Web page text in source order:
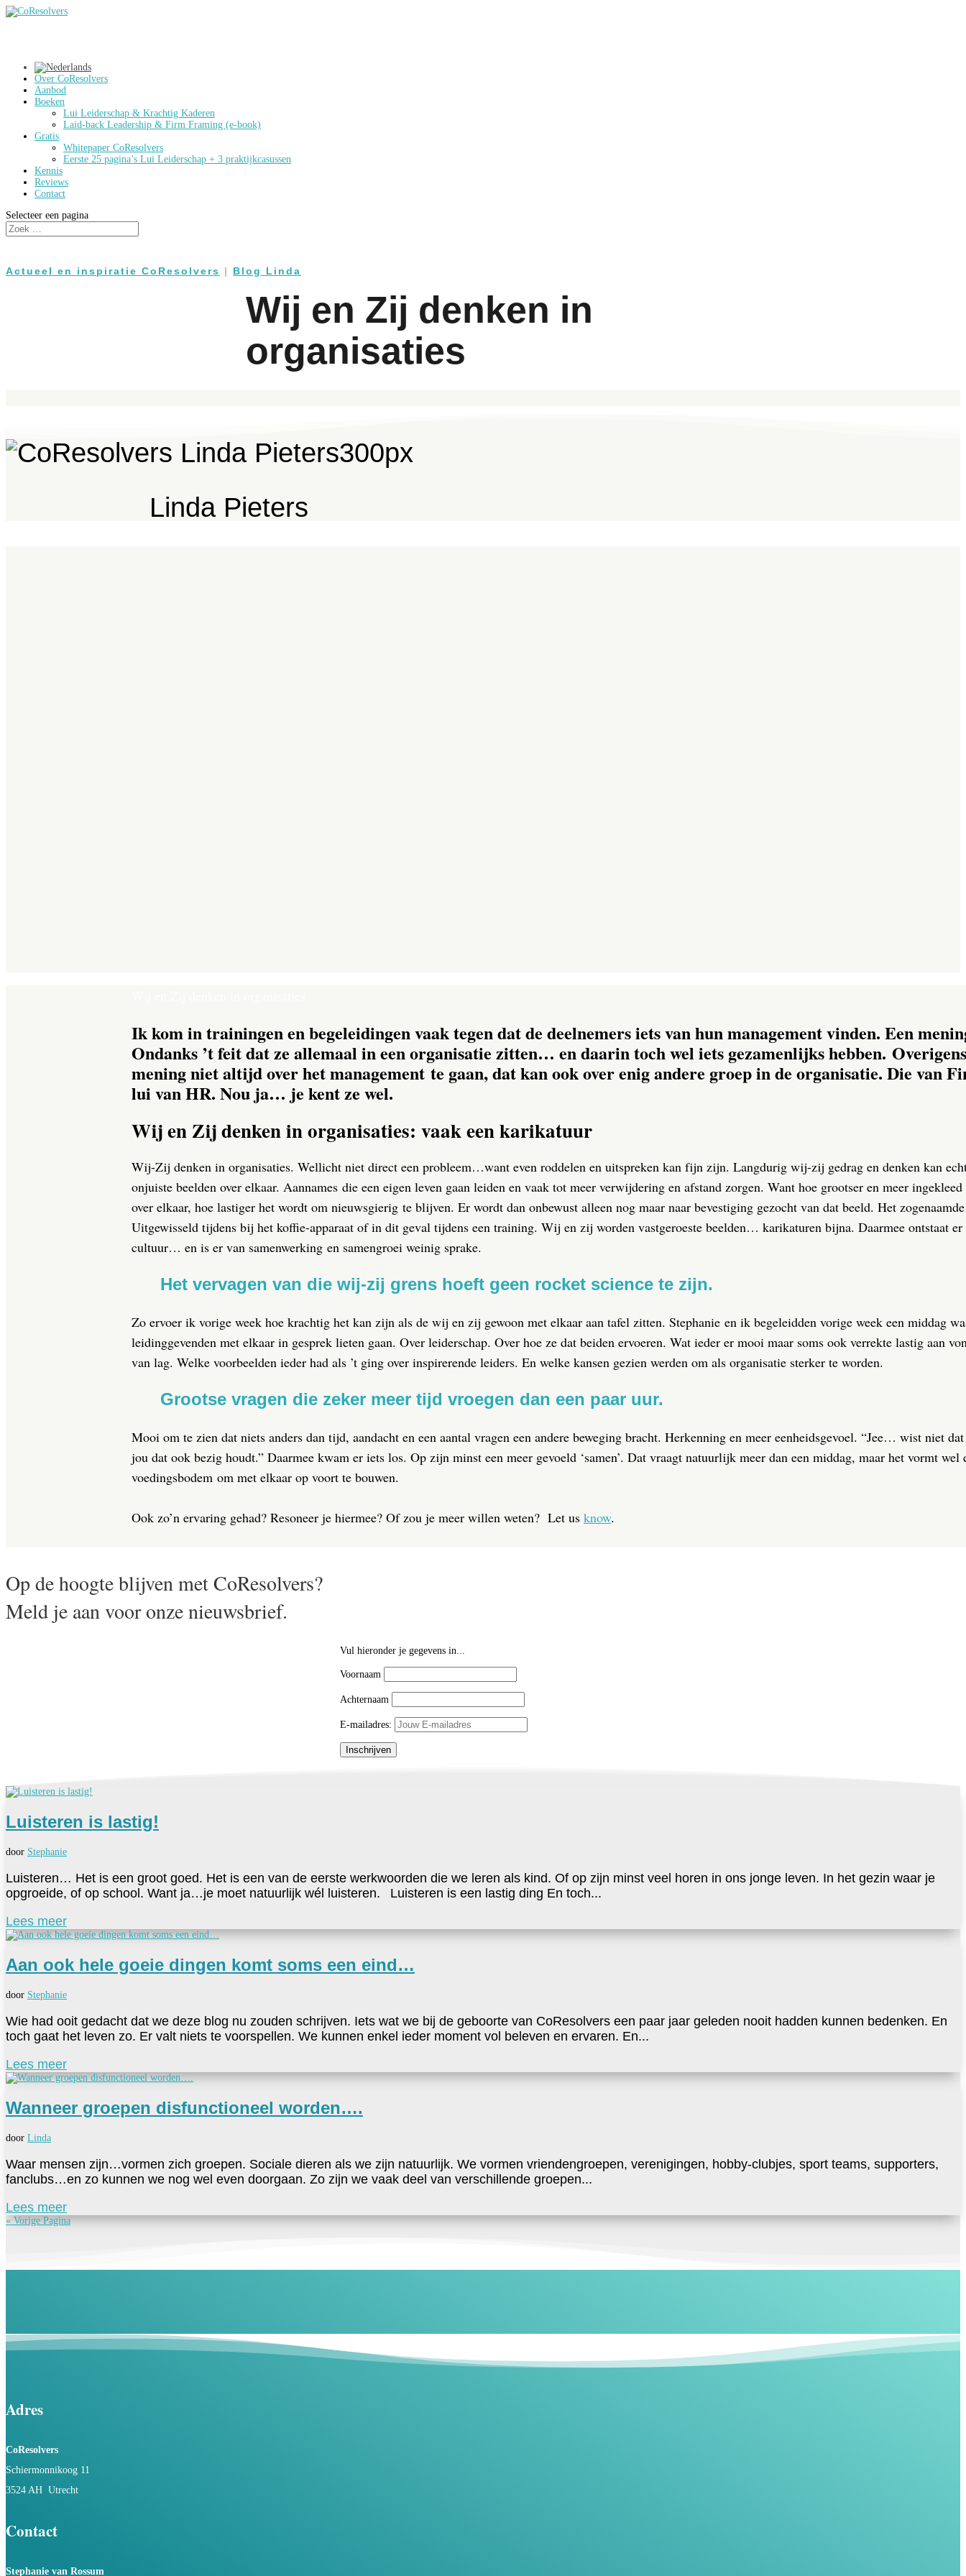
Over CoResolvers
Aanbod
Boeken
Lui Leiderschap & Krachtig Kaderen
Laid-back Leadership & Firm Framing (e-book)
Gratis
Whitepaper CoResolvers
Eerste 25 pagina’s Lui Leiderschap + 3 praktijkcasussen
Kennis
Reviews
Contact
Selecteer een pagina
Actueel en inspiratie CoResolvers | Blog Linda
Wij en Zij denken in
organisaties
Linda Pieters
Ik kom in trainingen en begeleidingen vaak tegen dat de deelnemers iets van hun management vinden. Een
Ondanks ’t feit dat ze allemaal in een organisatie zitten… en daarin toch wel iets gezamenlijks hebben.
mening niet altijd over het management te gaan, dat kan ook over enig andere groep in de organisatie. Die van
lui van HR. Nou ja… je kent ze wel.
Wij en Zij denken in organisaties: vaak een karikatuur
Wij-Zij denken in organisaties. Wellicht niet direct een probleem…want even roddelen en uitspreken kan fijn zijn. Langdurig wij-zij gedrag en denken kan
onjuiste beelden over elkaar. Aannames die een eigen leven gaan leiden en vaak tot meer verwijdering en afstand zorgen. Want hoe grootser en meer
over elkaar, hoe lastiger het wordt om nieuwsgierig te blijven. Er wordt dan onbewust alleen nog maar naar bevestiging gezocht van dat beeld. Het
Uitgewisseld tijdens bij het koffie-apparaat of in dit geval tijdens een training. Wij en zij worden vastgeroeste beelden… karikaturen bijna. Daarmee ontstaat
cultuur… en is er van samenwerking en samengroei weinig sprake.
Het vervagen van die wij-zij grens hoeft geen rocket science te zijn.
Zo ervoer ik vorige week hoe krachtig het kan zijn als de wij en zij gewoon met elkaar aan tafel zitten. Stephanie en ik begeleidden vorige week een middag
leidinggevenden met elkaar in gesprek lieten gaan. Over leiderschap. Over hoe ze dat beiden ervoeren. Wat ieder er mooi maar soms ook verrekte lastig aan
van lag. Welke voorbeelden ieder had als ’t ging over inspirerende leiders. En welke kansen gezien werden om als organisatie sterker te worden.
Grootse vragen die zeker meer tijd vroegen dan een paar uur.
Mooi om te zien dat niets anders dan tijd, aandacht en een aantal vragen een andere beweging bracht. Herkenning en meer eenheidsgevoel. “Jee… wist niet
jou dat ook bezig houdt.” Daarmee kwam er iets los. Op zijn minst een meer gevoeld ‘samen’. Dat vraagt natuurlijk meer dan een middag, maar het vormt wel
voedingsbodem om met elkaar op voort te bouwen.
Ook zo’n ervaring gehad? Resoneer je hiermee? Of zou je meer willen weten? Let us know.
Op de hoogte blijven met CoResolvers?
Meld je aan voor onze nieuwsbrief.
Vul hieronder je gegevens in...
Voornaam
Achternaam
E-mailadres:
Luisteren is lastig!
door Stephanie
Luisteren… Het is een groot goed. Het is een van de eerste werkwoorden die we leren als kind. Of op zijn minst veel horen in ons jonge leven. In het gezin waar je
opgroeide, of op school. Want ja…je moet natuurlijk wél luisteren. Luisteren is een lastig ding En toch...
Lees meer
Aan ook hele goeie dingen komt soms een eind…
door Stephanie
Wie had ooit gedacht dat we deze blog nu zouden schrijven. Iets wat we bij de geboorte van CoResolvers een paar jaar geleden nooit hadden kunnen bedenken. En
toch gaat het leven zo. Er valt niets te voorspellen. We kunnen enkel ieder moment vol beleven en ervaren. En...
Lees meer
Wanneer groepen disfunctioneel worden….
door Linda
Waar mensen zijn…vormen zich groepen. Sociale dieren als we zijn natuurlijk. We vormen vriendengroepen, verenigingen, hobby-clubjes, sport teams, supporters,
fanclubs…en zo kunnen we nog wel even doorgaan. Zo zijn we vaak deel van verschillende groepen...
Lees meer
« Vorige Pagina
Adres
CoResolvers
Schiermonnikoog 11
3524 AH Utrecht
Contact
Stephanie van Rossum